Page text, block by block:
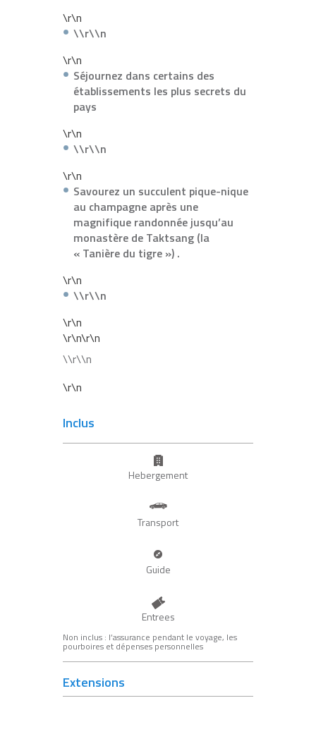
\r\n
\\r\\n
\r\n
Séjournez dans certains des
établissements les plus secrets du
pays
\r\n
\\r\\n
\r\n
Savourez un succulent pique-nique
au champagne après une
magnifique randonnée jusqu’au
monastère de Taktsang (la
« Tanière du tigre ») .
\r\n
\\r\\n
\r\n
\r\n\r\n
\\r\\n
\r\n
Inclus
Hebergement
Transport
Guide
Entrees
Non inclus : l’assurance pendant le voyage, les
pourboires et dépenses personnelles
Extensions